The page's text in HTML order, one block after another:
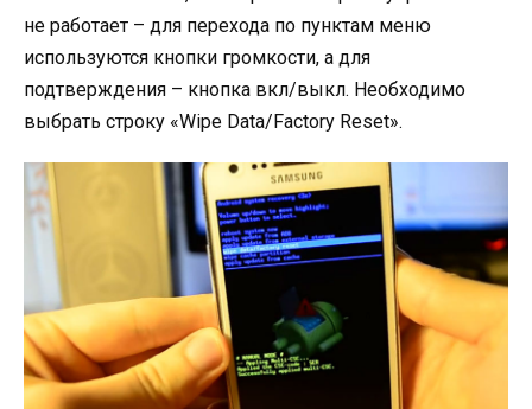
не работает – для перехода по пунктам меню
используются кнопки громкости, а для
подтверждения – кнопка вкл/выкл. Необходимо
выбрать строку «Wipe Data/Factory Reset».